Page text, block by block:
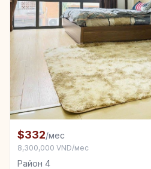
Комната в аренду в Район 4
$332/мес
8,300,000 VND/мес
Район 4